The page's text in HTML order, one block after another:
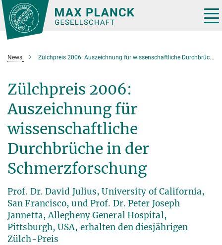
Hauptinhalt
News Zülchpreis 2006: Auszeichnung für wissenschaftliche Durchbrüche in der Schmerzforschung
Zülchpreis 2006:
Auszeichnung für
wissenschaftliche
Durchbrüche in der
Schmerzforschung
Prof. Dr. David Julius, University of California,
San Francisco, und Prof. Dr. Peter Joseph
Jannetta, Allegheny General Hospital,
Pittsburgh, USA, erhalten den diesjährigen
Zülch-Preis